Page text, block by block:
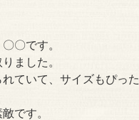
〇です。
ました。
ていて、サイズもぴっ
です。